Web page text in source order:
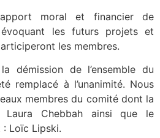
moral et financier de
évoquant les futurs projets et
les membres.
démission de l’ensemble du
remplacé à l’unanimité. Nous
membres du comité dont la
Laura Chebbah ainsi que le
Loïc Lipski.